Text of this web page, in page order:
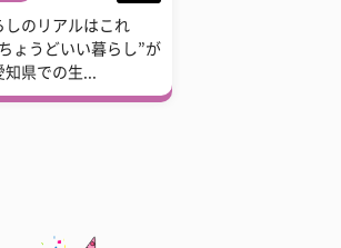
しのリアルはこれ
ょうどいい暮らし”が
県での生...